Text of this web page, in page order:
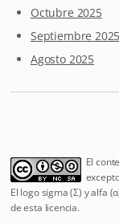
Octubre 2025
Septiembre 2025
Agosto 2025
El
El logo sigma (Σ) y alfa
de esta licencia.